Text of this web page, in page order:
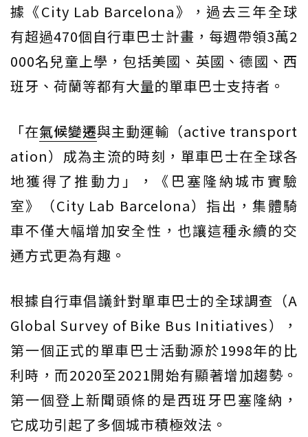
據《City Lab Barcelona》，過去三年全球
有超過470個自行車巴士計畫，每週帶領3萬2
000名兒童上學，包括美國、英國、德國、西
班牙、荷蘭等都有大量的單車巴士支持者。
「在氣候變遷與主動運輸（active transport
ation）成為主流的時刻，單車巴士在全球各
地獲得了推動力」，《巴塞隆納城市實驗
室》（City Lab Barcelona）指出，集體騎
車不僅大幅增加安全性，也讓這種永續的交
通方式更為有趣。
根據自行車倡議針對單車巴士的全球調查（A
Global Survey of Bike Bus Initiatives），
第一個正式的單車巴士活動源於1998年的比
利時，而2020至2021開始有顯著增加趨勢。
第一個登上新聞頭條的是西班牙巴塞隆納，
它成功引起了多個城市積極效法。